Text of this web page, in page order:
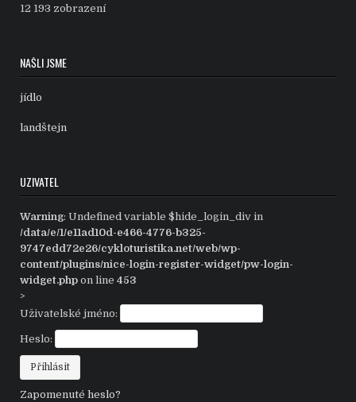
12 193 zobrazení
NAŠLI JSME
jídlo
landštejn
UZIVATEL
Warning: Undefined variable $hide_login_div in
/data/e/1/e11ad10d-e466-4776-b325-
9747edd72e26/cykloturistika.net/web/wp-
content/plugins/nice-login-register-widget/pw-login-
widget.php on line453
>
Uživatelské jméno:
Heslo:
Zapomenuté heslo?